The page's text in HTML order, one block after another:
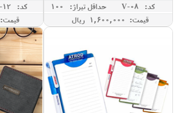
کد: V-08
حداقل تيراژ: 100
قیمت: 1,600,000 ريال
کد: PA-12
قیمت: 2,700,000 ريال